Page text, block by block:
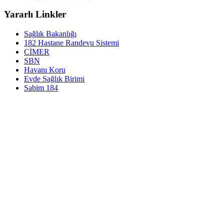
Yararlı Linkler
Sağlık Bakanlığı
182 Hastane Randevu Sistemi
CİMER
SBN
Havanı Koru
Evde Sağlık Birimi
Sabim 184